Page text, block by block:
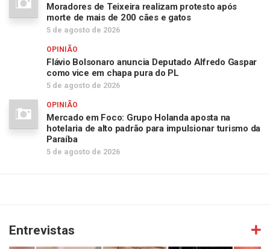
Moradores de Teixeira realizam protesto após
morte de mais de 200 cães e gatos
5 de agosto de 2026
OPINIÃO
Flávio Bolsonaro anuncia Deputado Alfredo Gaspar
como vice em chapa pura do PL
5 de agosto de 2026
OPINIÃO
Mercado em Foco: Grupo Holanda aposta na
hotelaria de alto padrão para impulsionar turismo da
Paraíba
5 de agosto de 2026
Entrevistas